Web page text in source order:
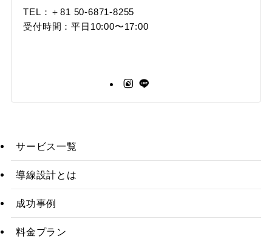
TEL：＋81 50-6871-8255
受付時間：平日10:00〜17:00
サービス一覧
導線設計とは
成功事例
料金プラン